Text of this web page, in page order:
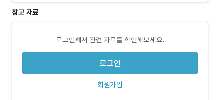
참고 자료
로그인해서 관련 자료를 확인해보세요.
로그인
회원가입